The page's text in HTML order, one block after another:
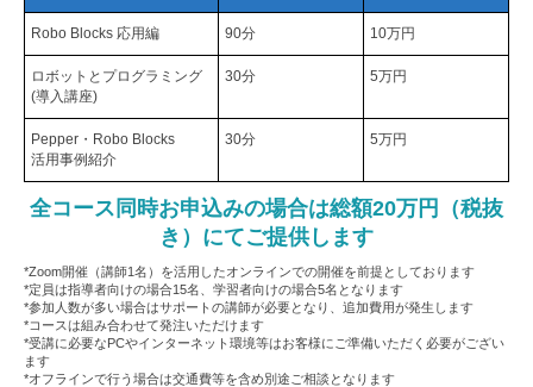
Robo Blocks 応用編 90分 10万円
ロボットとプログラミング
(導入講座)
30分 5万円
Pepper・Robo Blocks
活用事例紹介
30分 5万円
全コース同時お申込みの場合は総額20万円（税抜
き）にてご提供します
*Zoom開催（講師1名）を活用したオンラインでの開催を前提としております
*定員は指導者向けの場合15名、学習者向けの場合5名となります
*参加人数が多い場合はサポートの講師が必要となり、追加費用が発生します
*コースは組み合わせて発注いただけます
*受講に必要なPCやインターネット環境等はお客様にご準備いただく必要がござい
ます
*オフラインで行う場合は交通費等を含め別途ご相談となります